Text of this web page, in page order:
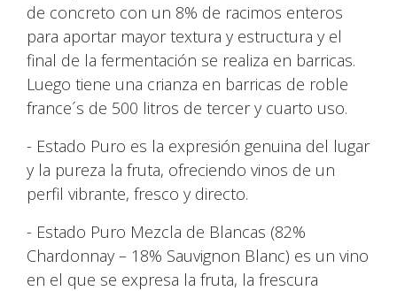
de concreto con un 8% de racimos enteros
para aportar mayor textura y estructura y el
final de la fermentación se realiza en barricas.
Luego tiene una crianza en barricas de roble
france´s de 500 litros de tercer y cuarto uso.
- Estado Puro es la expresión genuina del lugar
y la pureza la fruta, ofreciendo vinos de un
perfil vibrante, fresco y directo.
- Estado Puro Mezcla de Blancas (82%
Chardonnay – 18% Sauvignon Blanc) es un vino
en el que se expresa la fruta, la frescura